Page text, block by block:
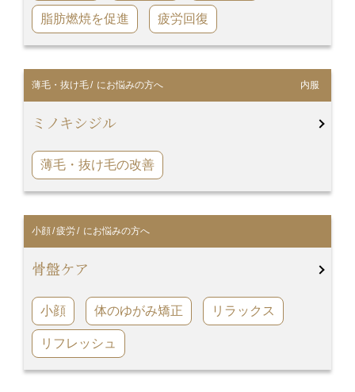
脂肪燃焼を促進 疲労回復
薄毛・抜け毛/ にお悩みの方へ
ミノキシジル
薄毛・抜け毛の改善
内服
小顔/疲労/ にお悩みの方へ
骨盤ケア
小顔 体のゆがみ矯正 リラックス
リフレッシュ